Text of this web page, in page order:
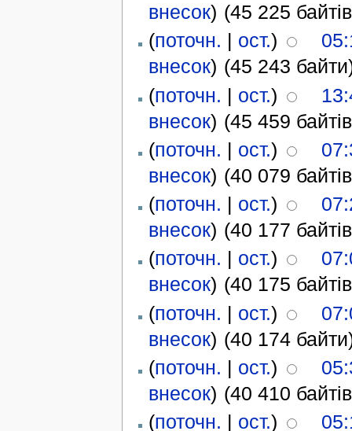
внесок) (45 225
(поточн. | ост.)
внесок) (45 243
(поточн. | ост.)
внесок) (45 459
(поточн. | ост.)
внесок) (40 079
(поточн. | ост.)
внесок) (40 177
(поточн. | ост.)
внесок) (40 175
(поточн. | ост.)
внесок) (40 174
(поточн. | ост.)
внесок) (40 410
(поточн. | ост.)